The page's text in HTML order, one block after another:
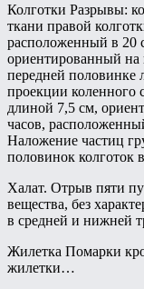
Колготки Разрывы:
ткани правой
расположенный в 20
ориентированный на
передней половинке
проекции коленного
длиной 7,5 см,
часов,
Наложение частиц
половинок колготок
Халат. Отрыв пяти
вещества, без
в средней и нижней
Жилетка Помарки
жилетки…